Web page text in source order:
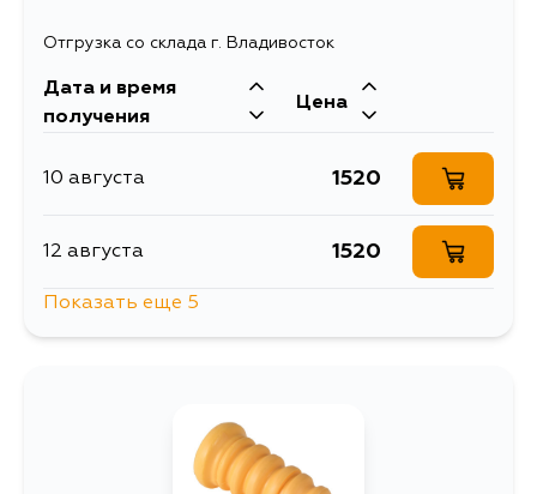
Отгрузка со склада г. Владивосток
Дата и время
получения
Цена
10 августа 1520
12 августа 1520
Показать еще 5